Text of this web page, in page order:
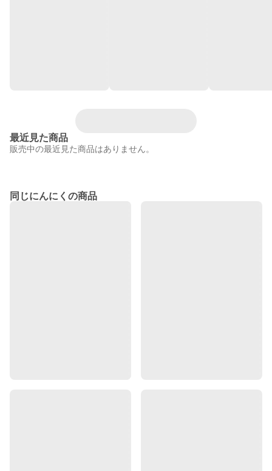
最近見た商品
販売中の最近見た商品はありません。
同じにんにくの商品